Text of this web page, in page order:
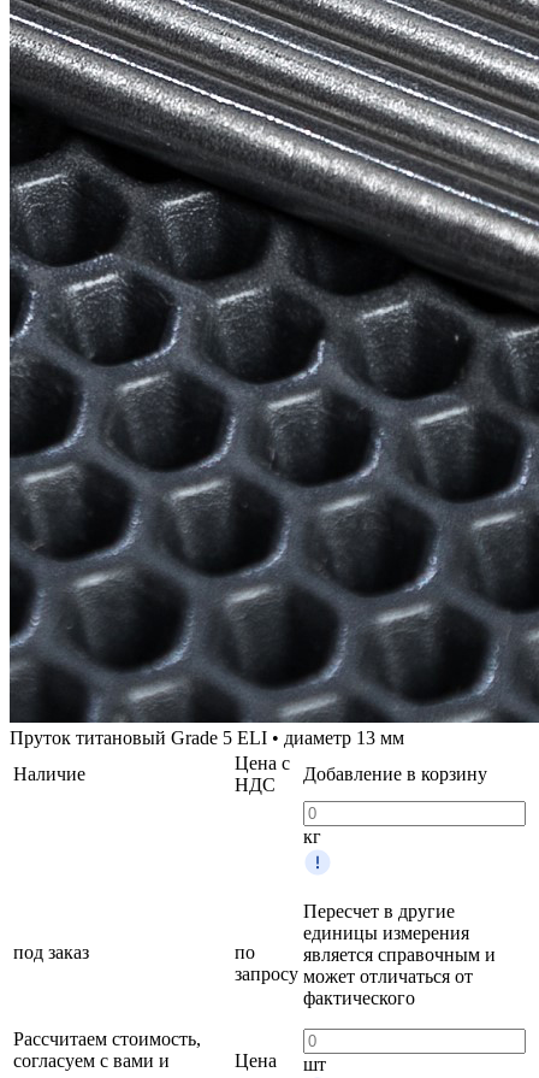
Пруток титановый Grade 5 ELI • диаметр 13 мм
Наличие
Цена с
НДС
Добавление в корзину
под заказ
Рассчитаем стоимость,
согласуем с вами и
по
запросу
Цена
кг
Пересчет в другие
единицы измерения
является справочным и
может отличаться от
фактического
шт